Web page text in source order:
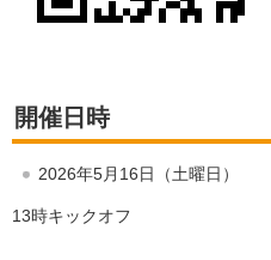
開催日時
2026年5月16日（土曜日）
13時キックオフ